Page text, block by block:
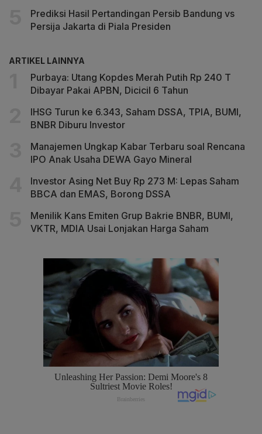
Prediksi Hasil Pertandingan Persib Bandung vs
Persija Jakarta di Piala Presiden
ARTIKEL LAINNYA
Purbaya: Utang Kopdes Merah Putih Rp 240 T
Dibayar Pakai APBN, Dicicil 6 Tahun
IHSG Turun ke 6.343, Saham DSSA, TPIA, BUMI,
BNBR Diburu Investor
Manajemen Ungkap Kabar Terbaru soal Rencana
IPO Anak Usaha DEWA Gayo Mineral
Investor Asing Net Buy Rp 273 M: Lepas Saham
BBCA dan EMAS, Borong DSSA
Menilik Kans Emiten Grup Bakrie BNBR, BUMI,
VKTR, MDIA Usai Lonjakan Harga Saham